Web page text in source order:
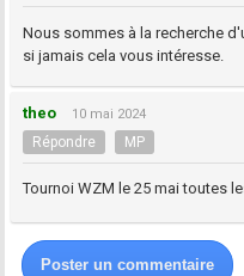
Nous sommes à la recherche
si jamais cela vous intéresse.
theo 10 mai 2024
Répondre MP
Tournoi WZM le 25 mai toutes
Poster un commentaire